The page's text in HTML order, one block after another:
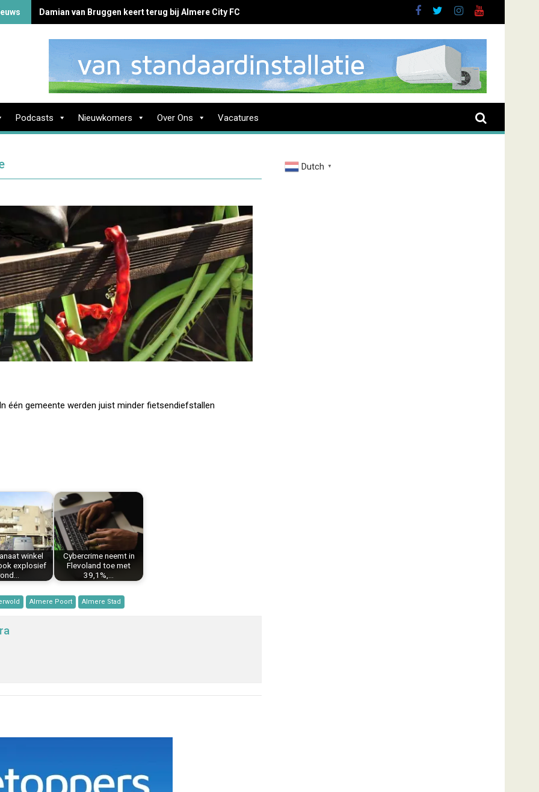
Damian van Bruggen keert terug bij Almere City FC
Podcasts Nieuwkomers Over Ons Vacatures
één gemeente werden juist minder fietsendiefstallen
winkel
explosief
Cybercrime neemt in
Flevoland toe met
39,1%,…
Almere Poort Almere Stad
Dutch ▼